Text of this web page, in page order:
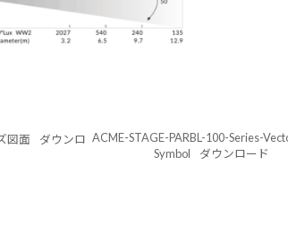
図面
ダウンロ ACME-STAGE-PARBL-100-Series-
Symbol
ダウンロード